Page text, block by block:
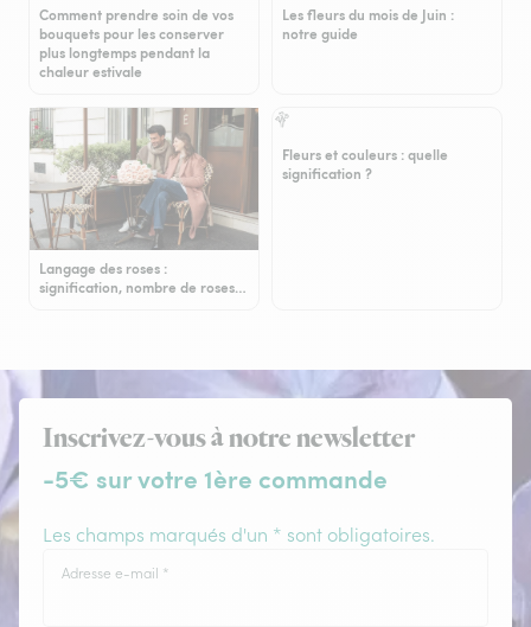
Comment prendre soin de vos
bouquets pour les conserver
plus longtemps pendant la
chaleur estivale
Les fleurs du mois de Juin :
notre guide
Langage des roses :
signification, nombre de roses…
Fleurs et couleurs : quelle
signification ?
Inscrivez-vous à notre newsletter
-5€ sur votre 1ère commande
Les champs marqués d'un * sont obligatoires.
Adresse e-mail *